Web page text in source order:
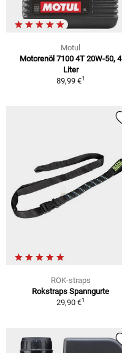
Motul
Motorenöl 7100 4T 20W-50, 4
Liter
89,99 €1
ROK-straps
Rokstraps Spanngurte
29,90 €1